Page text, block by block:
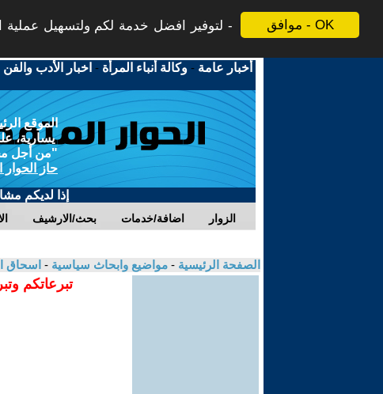
موافق - OK
لتوفير افضل خدمة لكم ولتسهيل عملية
أخبار عامة -وكالة أنباء المرأة - اخبار الأدب والفن
الموقع
يسارية،
"من أجل
حاز
إذا لديكم
بحث/الارشيف اضافة/خدمات الزوار
الصفحة الرئيسية - مواضيع وابحاث سياسية - اسحاق
تبرعاتكم